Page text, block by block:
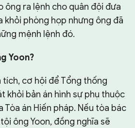
ông ra lệnh cho quân đội đưa
khỏi phòng họp nhưng ông đã
mệnh lệnh đó.
Yoon?
tích, cơ hội để Tổng thống
khỏi bản án hình sự phụ thuộc
Tòa án Hiến pháp. Nếu tòa bác
ông Yoon, đồng nghĩa sẽ